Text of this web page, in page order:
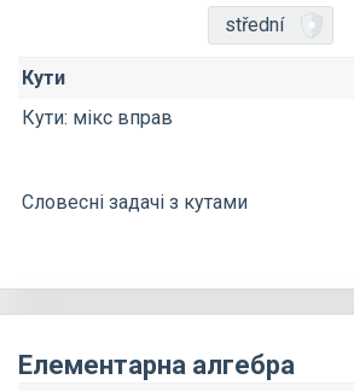
střední
Кути
Кути: мікс вправ
Словесні задачі з кутами
Елементарна алгебра